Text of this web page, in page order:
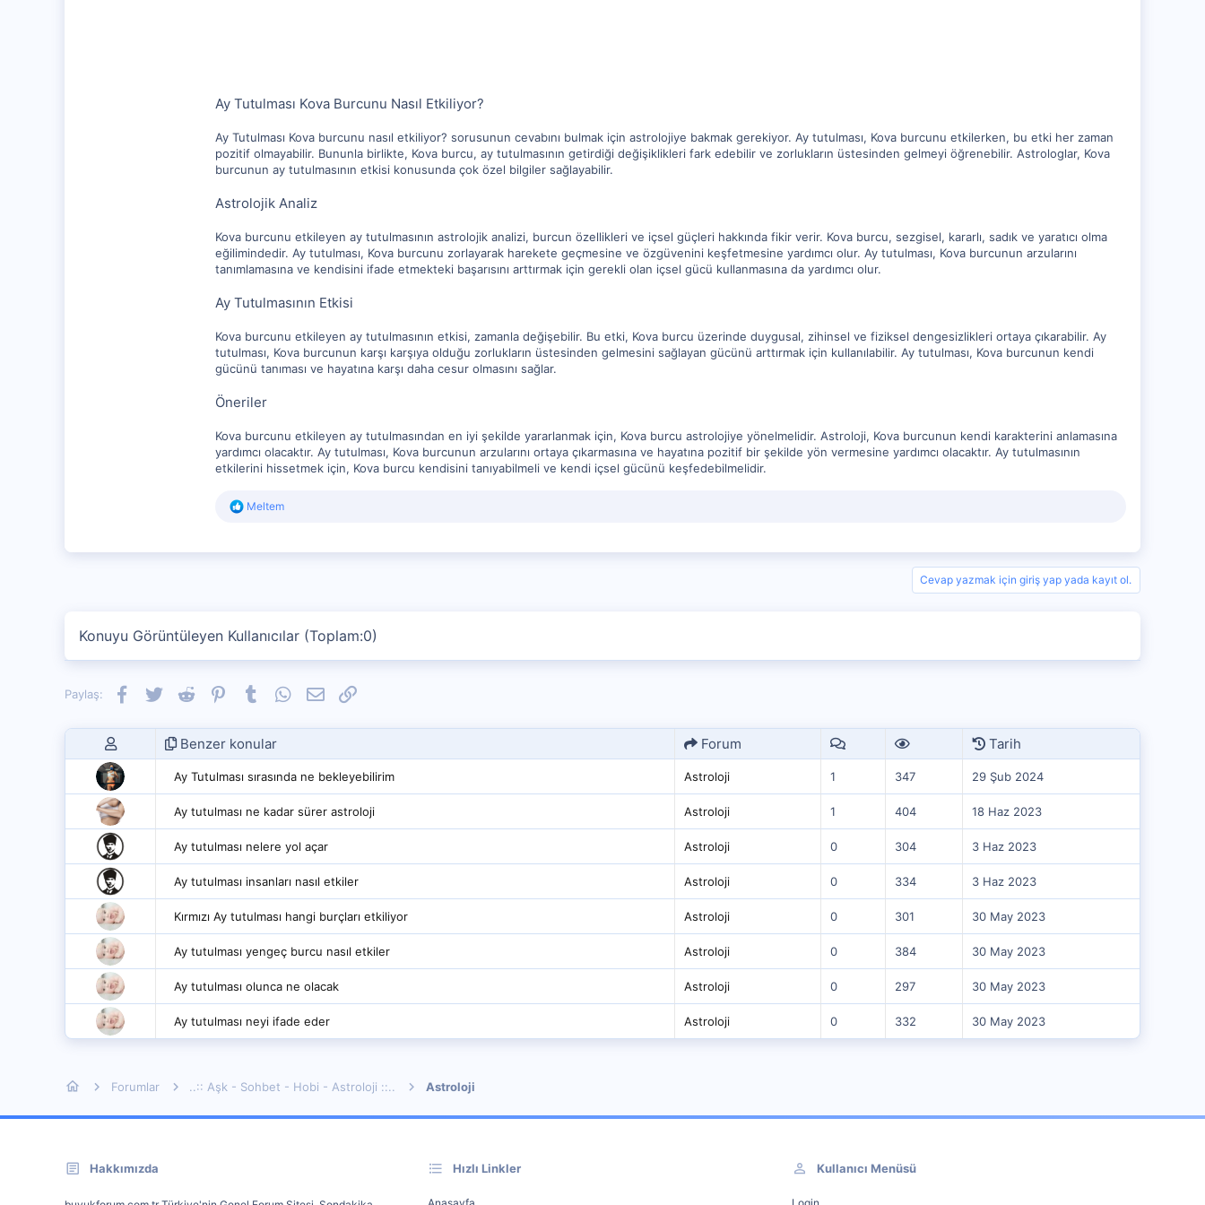
Ay Tutulması Kova Burcunu Nasıl Etkiliyor?
Ay Tutulması Kova burcunu nasıl etkiliyor? sorusunun cevabını bulmak için astrolojiye bakmak gerekiyor. Ay tutulması, Kova burcunu etkilerken, bu etki her zaman
pozitif olmayabilir. Bununla birlikte, Kova burcu, ay tutulmasının getirdiği değişiklikleri fark edebilir ve zorlukların üstesinden gelmeyi öğrenebilir. Astrologlar, Kova
burcunun ay tutulmasının etkisi konusunda çok özel bilgiler sağlayabilir.
Astrolojik Analiz
Kova burcunu etkileyen ay tutulmasının astrolojik analizi, burcun özellikleri ve içsel güçleri hakkında fikir verir. Kova burcu, sezgisel, kararlı, sadık ve yaratıcı olma
eğilimindedir. Ay tutulması, Kova burcunu zorlayarak harekete geçmesine ve özgüvenini keşfetmesine yardımcı olur. Ay tutulması, Kova burcunun arzularını
tanımlamasına ve kendisini ifade etmekteki başarısını arttırmak için gerekli olan içsel gücü kullanmasına da yardımcı olur.
Ay Tutulmasının Etkisi
Kova burcunu etkileyen ay tutulmasının etkisi, zamanla değişebilir. Bu etki, Kova burcu üzerinde duygusal, zihinsel ve fiziksel dengesizlikleri ortaya çıkarabilir. Ay
tutulması, Kova burcunun karşı karşıya olduğu zorlukların üstesinden gelmesini sağlayan gücünü arttırmak için kullanılabilir. Ay tutulması, Kova burcunun kendi
gücünü tanıması ve hayatına karşı daha cesur olmasını sağlar.
Öneriler
Kova burcunu etkileyen ay tutulmasından en iyi şekilde yararlanmak için, Kova burcu astrolojiye yönelmelidir. Astroloji, Kova burcunun kendi karakterini anlamasına
yardımcı olacaktır. Ay tutulması, Kova burcunun arzularını ortaya çıkarmasına ve hayatına pozitif bir şekilde yön vermesine yardımcı olacaktır. Ay tutulmasının
etkilerini hissetmek için, Kova burcu kendisini tanıyabilmeli ve kendi içsel gücünü keşfedebilmelidir.
R
:
Meltem
Cevap yazmak için giriş yap yada kayıt ol.
Konuyu Görüntüleyen Kullanıcılar (Toplam:0)
Paylaş: Facebook
TwitterReddit PinterestTumblrWhatsApp
E-postaLink
Benzer konular Forum Tarih
Ay Tutulması sırasında ne bekleyebilirim Astroloji 1 347 29 Şub 2024
Ay tutulması ne kadar sürer astroloji Astroloji 1 404 18 Haz 2023
Ay tutulması nelere yol açar Astroloji 0 304 3 Haz 2023
Ay tutulması insanları nasıl etkiler Astroloji 0 334 3 Haz 2023
Kırmızı Ay tutulması hangi burçları etkiliyor Astroloji 0 301 30 May 2023
Ay tutulması yengeç burcu nasıl etkiler Astroloji 0 384 30 May 2023
Ay tutulması olunca ne olacak Astroloji 0 297 30 May 2023
Ay tutulması neyi ifade eder Astroloji 0 332 30 May 2023
Forumlar ..:: Aşk - Sohbet - Hobi - Astroloji ::.. Astroloji
Hakkımızda Hızlı Linkler Kullanıcı Menüsü